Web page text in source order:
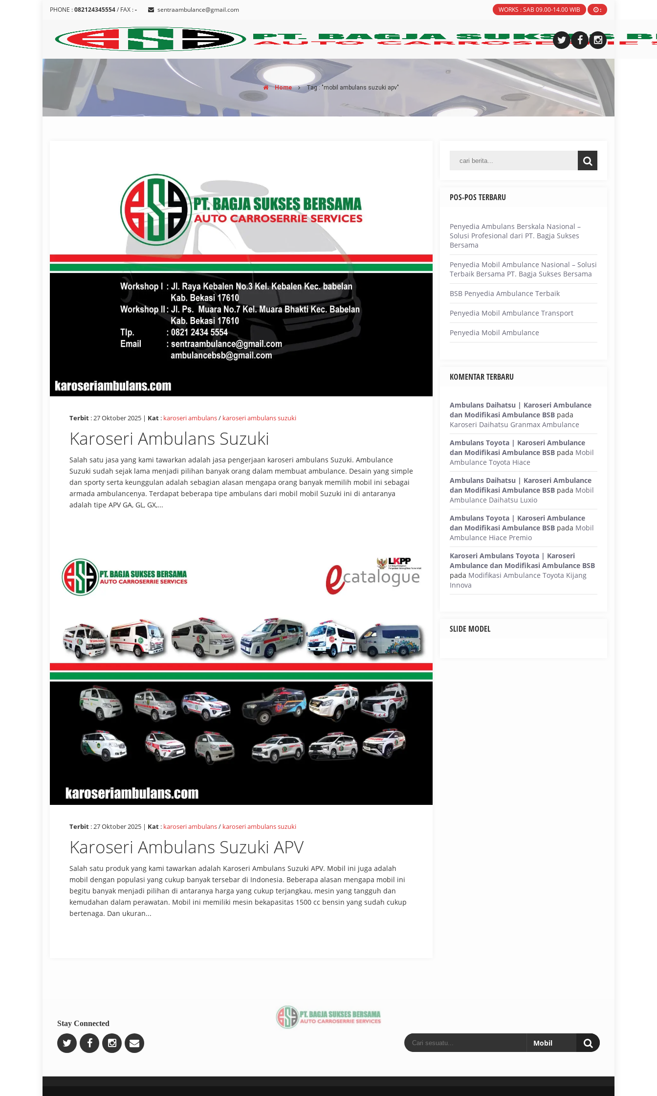
PHONE :082124345554/ FAX :- sentraambulance@gmail.com WORKS : SAB 09.00-14.00 WIB :
Home Tag : "mobil ambulans suzuki apv"
Terbit : 27 Oktober 2025 | Kat : karoseri ambulans/ karoseri ambulans suzuki
Karoseri Ambulans Suzuki
Salah satu jasa yang kami tawarkan adalah jasa pengerjaan karoseri ambulans Suzuki. Ambulance
Suzuki sudah sejak lama menjadi pilihan banyak orang dalam membuat ambulance. Desain yang simple
dan sporty serta keunggulan adalah sebagian alasan mengapa orang banyak memilih mobil ini sebagai
armada ambulancenya. Terdapat beberapa tipe ambulans dari mobil mobil Suzuki ini di antaranya
adalah tipe APV GA, GL, GX,...
Terbit : 27 Oktober 2025 | Kat : karoseri ambulans/ karoseri ambulans suzuki
Karoseri Ambulans Suzuki APV
Salah satu produk yang kami tawarkan adalah Karoseri Ambulans Suzuki APV. Mobil ini juga adalah
mobil dengan populasi yang cukup banyak tersebar di Indonesia. Beberapa alasan mengapa mobil ini
begitu banyak menjadi pilihan di antaranya harga yang cukup terjangkau, mesin yang tangguh dan
kemudahan dalam perawatan. Mobil ini memiliki mesin bekapasitas 1500 cc bensin yang sudah cukup
bertenaga. Dan ukuran...
POS-POS TERBARU
Penyedia Ambulans Berskala Nasional –
Solusi Profesional dari PT. Bagja Sukses
Bersama
Penyedia Mobil Ambulance Nasional – Solusi
Terbaik Bersama PT. Bagja Sukses Bersama
BSB Penyedia Ambulance Terbaik
Penyedia Mobil Ambulance Transport
Penyedia Mobil Ambulance
KOMENTAR TERBARU
Ambulans Daihatsu | Karoseri Ambulance
dan Modifikasi Ambulance BSB pada
Karoseri Daihatsu Granmax Ambulance
Ambulans Toyota | Karoseri Ambulance
dan Modifikasi Ambulance BSB pada Mobil
Ambulance Toyota Hiace
Ambulans Daihatsu | Karoseri Ambulance
dan Modifikasi Ambulance BSB pada Mobil
Ambulance Daihatsu Luxio
Ambulans Toyota | Karoseri Ambulance
dan Modifikasi Ambulance BSB pada Mobil
Ambulance Hiace Premio
Karoseri Ambulans Toyota | Karoseri
Ambulance dan Modifikasi Ambulance BSB
pada Modifikasi Ambulance Toyota Kijang
Innova
SLIDE MODEL
Stay Connected